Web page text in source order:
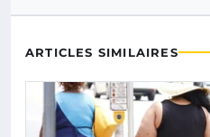
ARTICLES SIMILAIRES